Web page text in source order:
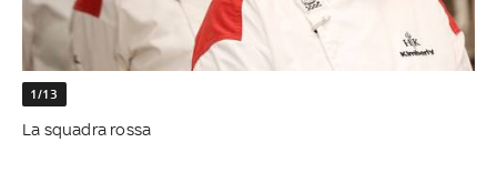
1/13
La squadra rossa